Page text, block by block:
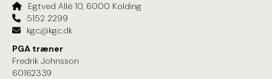
Egtved Allé 10, 6000 Kolding
5152 2299
kgc@kgc.dk
PGA træner
Fredrik Johnsson
60162339